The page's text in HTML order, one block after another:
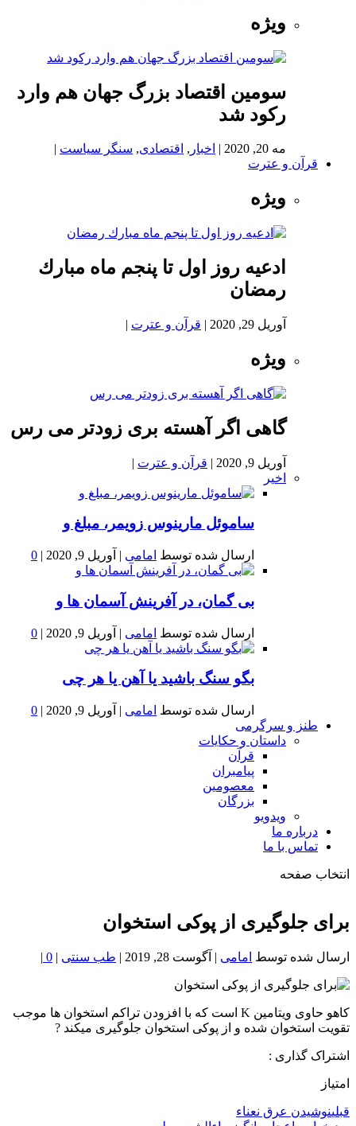
ویژه
سومین اقتصاد بزرگ جهان هم وارد
رکود شد
مه 20, 2020 | اخبار , اقتصادی, سنگر سیاست |
قرآن و عترت
ویژه
ادعيه روز اول تا پنجم ماه مبارك
رمضان
آوریل 29, 2020 | قرآن و عترت |
ویژه
گاهی اگر آهسته بری زودتر می رس
آوریل 9, 2020 | قرآن و عترت |
اخیر
ساموئل مارینوس زویمر، مبلغ و
ارسال شده توسط امامی | آوریل 9, 2020 |
0
بى گمان، در آفرينش آسمان ها و
ارسال شده توسط امامی | آوریل 9, 2020 |
0
بگو سنگ باشید یا آهن یا هر چی
ارسال شده توسط امامی | آوریل 9, 2020 |
0
طنز و سرگرمی
داستان و حکایات
قرآن
پیامبران
معصومین
بزرگان
ویدویو
درباره ما
تماس با ما
انتخاب صفحه
خون
شمال
برای جلوگیری از پوکی استخوان
ارسال شده توسط امامی | آگوست 28, 2019 | طب سنتی |
0
|
کاهو حاوی ویتامین K است که با افزودن تراکم استخوان ها موجب
تقویت استخوان شده و از پوکی استخوان جلوگیری میکند ?
اشتراک گذاری :
امتیاز
قبلینوشیدن عرق نعناء